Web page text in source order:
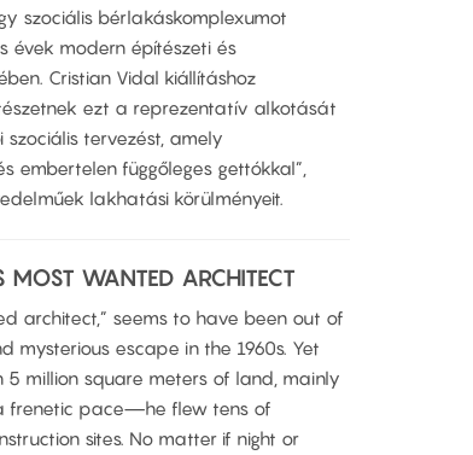
szociális bérlakáskomplexumot
évek modern építészeti és
Cristian Vidal kiállításhoz
ezt a reprezentatív alkotását
tervezést, amely
embertelen függőleges gettókkal”,
lakhatási körülményeit.
MOST WANTED ARCHITECT
architect,” seems to have been out of
mysterious escape in the 1960s. Yet
million square meters of land, mainly
frenetic pace—he flew tens of
sites. No matter if night or